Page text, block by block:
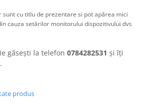
sunt cu titlu de prezentare si pot apărea mici
cauza setărilor monitorului dispozitivului dvs
găsești la telefon 0784282531 și îți
produs